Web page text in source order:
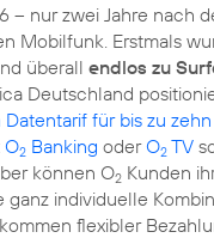
– nur zwei Jahre nach
Mobilfunk. Erstmals
überall endlos zu
Deutschland
Datentarif für bis zu
O2 Banking oderO2 TV
können O2 Kunden
ganz individuelle
flexibler